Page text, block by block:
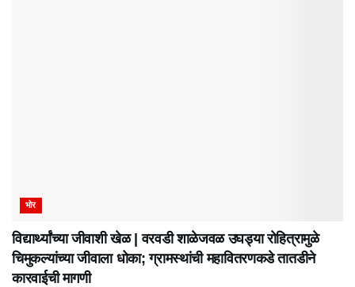
भोर
विद्यार्थ्यांच्या जीवाशी खेळ | वरवडी शाळेजवळ उघड्या रोहित्रामुळे
चिमुकल्यांच्या जीवाला धोका; ग्रामस्थांची महावितरणकडे तातडीने
कारवाईची मागणी